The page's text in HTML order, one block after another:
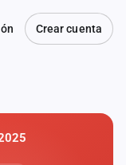
Crear cuenta